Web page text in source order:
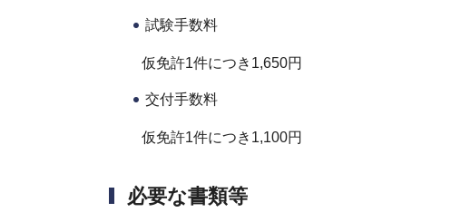
試験手数料
仮免許1件につき1,650円
交付手数料
仮免許1件につき1,100円
必要な書類等